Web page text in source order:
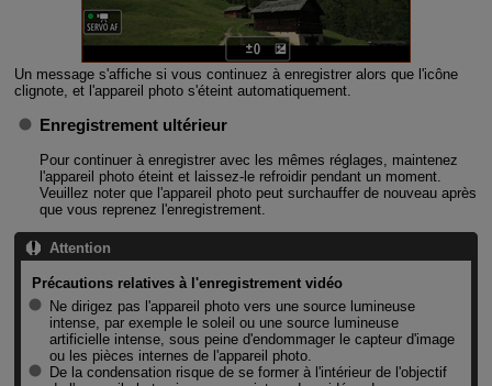
Un message s'affiche si vous continuez à enregistrer alors que l'icône
clignote, et l'appareil photo s'éteint automatiquement.
Enregistrement ultérieur
Pour continuer à enregistrer avec les mêmes réglages, maintenez
l'appareil photo éteint et laissez-le refroidir pendant un moment.
Veuillez noter que l'appareil photo peut surchauffer de nouveau après
que vous reprenez l'enregistrement.
Attention
Précautions relatives à l'enregistrement vidéo
Ne dirigez pas l'appareil photo vers une source lumineuse
intense, par exemple le soleil ou une source lumineuse
artificielle intense, sous peine d'endommager le capteur d'image
ou les pièces internes de l'appareil photo.
De la condensation risque de se former à l'intérieur de l'objectif